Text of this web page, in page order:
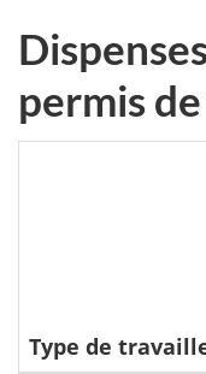
permis
Type de